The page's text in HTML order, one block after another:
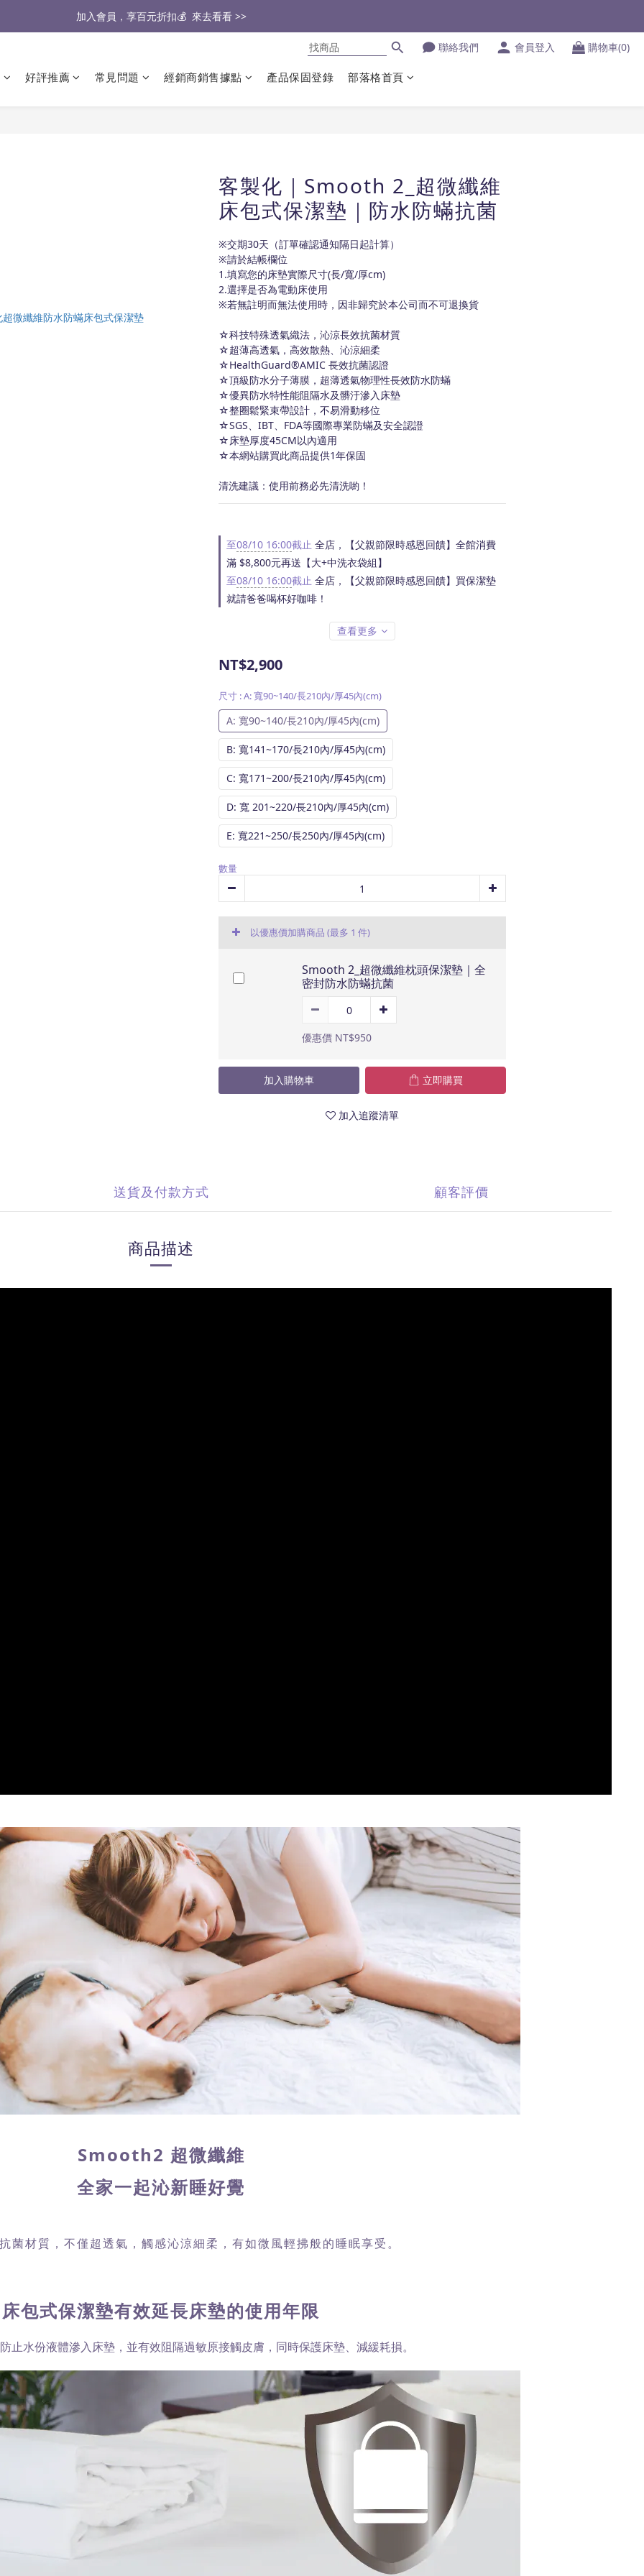
醫生也推薦的專業保潔墊，來去看看 >>
🔥2026大家最愛的商品🔥   來去看看 >>
聯絡我們 會員登入 購物車(0)
好評推薦 常見問題 經銷商銷售據點 產品保固登錄 部落格首頁
客製化｜Smooth 2_超微纖維
床包式保潔墊｜防水防蟎抗菌
※交期30天（訂單確認通知隔日起計算）
※請於結帳欄位
1.填寫您的床墊實際尺寸(長/寬/厚cm)
2.選擇是否為電動床使用
※若無註明而無法使用時，因非歸究於本公司而不可退換貨
☆科技特殊透氣織法，沁涼長效抗菌材質
☆超薄高透氣，高效散熱、沁涼細柔
☆HealthGuard®AMIC 長效抗菌認證
☆頂級防水分子薄膜，超薄透氣物理性長效防水防蟎
☆優異防水特性能阻隔水及髒汙滲入床墊
☆整圈鬆緊束帶設計，不易滑動移位
☆SGS、IBT、FDA等國際專業防蟎及安全認證
☆床墊厚度45CM以內適用
☆本網站購買此商品提供1年保固
清洗建議：使用前務必先清洗喲！
至08/10 16:00截止 全店，【父親節限時感恩回饋】全館消費
滿 $8,800元再送【大+中洗衣袋組】
至08/10 16:00截止 全店，【父親節限時感恩回饋】買保潔墊
就請爸爸喝杯好咖啡！
查看更多
NT$2,900
尺寸 : A: 寬90~140/長210內/厚45內(cm)
A: 寬90~140/長210內/厚45內(cm)
B: 寬141~170/長210內/厚45內(cm)
C: 寬171~200/長210內/厚45內(cm)
D: 寬 201~220/長210內/厚45內(cm)
E: 寬221~250/長250內/厚45內(cm)
數量
以優惠價加購商品 (最多 1 件)
Smooth 2_超微纖維枕頭保潔墊｜全
密封防水防蟎抗菌
優惠價 NT$950
加入購物車 立即購買
加入追蹤清單
送貨及付款方式 顧客評價
商品描述
Smooth2 超微纖維
全家一起沁新睡好覺
菌材質，不僅超透氣，觸感沁涼細柔，有如微風輕拂般的睡眠享受。
床包式保潔墊有效延長床墊的使用年限
止水份液體滲入床墊，並有效阻隔過敏原接觸皮膚，同時保護床墊、減緩耗損。